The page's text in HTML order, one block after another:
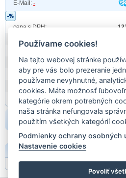
E-Mail: -
cena s DPH:
Obchodná Značka:
záruka:
24
hmotnosť:
EAN:
Partn. kódy:
POPIS
Používame cookies!
Na tejto webovej stránke
aby pre vás bolo prezeranie
používame nevyhnutné,
cookies. Máte možnosť
kategórie okrem potrebných
naša stránka nefungovala
použitím všetkých kategórií
Podmienky ochrany osobných
Nastavenie cookies
Povoliť